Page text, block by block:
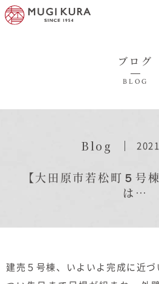
商品紹介
ブログ
BLOG
Blog
【大田原市若松町５号
は…
建売５号棟、いよいよ完成に近づ